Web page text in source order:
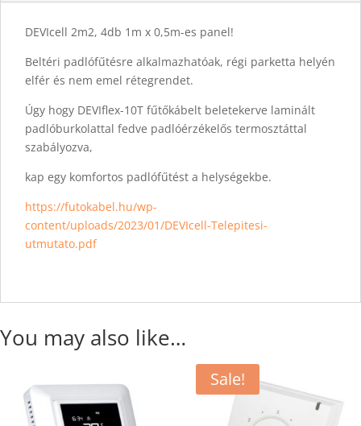
DEVIcell 2m2, 4db 1m x 0,5m-es panel!
Beltéri padlófűtésre alkalmazhatóak, régi parketta helyén
elfér és nem emel rétegrendet.
Úgy hogy DEVIflex-10T fűtőkábelt beletekerve laminált
padlóburkolattal fedve padlóérzékelős termosztáttal
szabályozva,
kap egy komfortos padlófűtést a helységekbe.
https://futokabel.hu/wp-
content/uploads/2023/01/DEVIcell-Telepitesi-
utmutato.pdf
You may also like…
Sale!